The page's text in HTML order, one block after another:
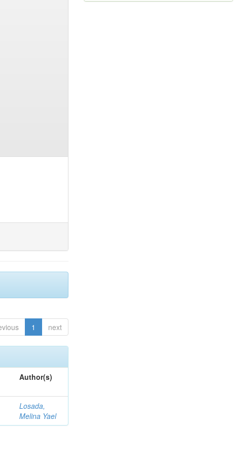
1 next
Author(s)
Losada,
Melina Yael